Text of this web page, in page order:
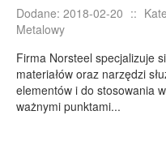
Dodane: 2018-02-20 ::
Metalowy
Firma Norsteel specjalizuje
materiałów oraz narzędzi
elementów i do stosowania
ważnymi punktami...